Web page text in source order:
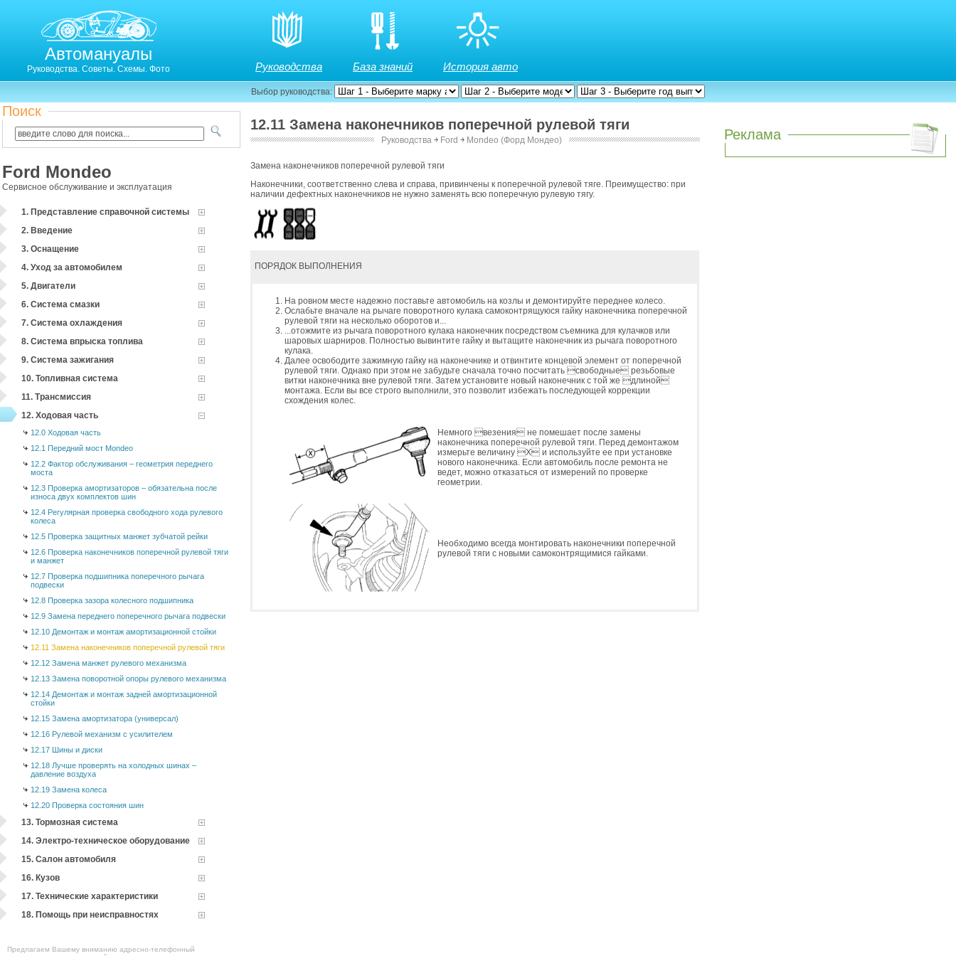
Автомануалы
Руководства. Советы. Схемы. Фото Руководства База знаний История авто
Выбор руководства:
Поиск
Ford Mondeo
Сервисное обслуживание и эксплуатация
1. Представление справочной системы
2. Введение
3. Оснащение
4. Уход за автомобилем
5. Двигатели
6. Система смазки
7. Система охлаждения
8. Система впрыска топлива
9. Система зажигания
10. Топливная система
11. Трансмиссия
12. Ходовая часть
12.0 Ходовая часть
12.1 Передний мост Mondeo
12.2 Фактор обслуживания – геометрия переднего
моста
12.3 Проверка амортизаторов – обязательна после
износа двух комплектов шин
12.4 Регулярная проверка свободного хода рулевого
колеса
12.5 Проверка защитных манжет зубчатой рейки
12.6 Проверка наконечников поперечной рулевой тяги
и манжет
12.7 Проверка подшипника поперечного рычага
подвески
12.8 Проверка зазора колесного подшипника
12.9 Замена переднего поперечного рычага подвески
12.10 Демонтаж и монтаж амортизационной стойки
12.11 Замена наконечников поперечной рулевой тяги
12.12 Замена манжет рулевого механизма
12.13 Замена поворотной опоры рулевого механизма
12.14 Демонтаж и монтаж задней амортизационной
стойки
12.15 Замена амортизатора (универсал)
12.16 Рулевой механизм с усилителем
12.17 Шины и диски
12.18 Лучше проверять на холодных шинах –
давление воздуха
12.19 Замена колеса
12.20 Проверка состояния шин
13. Тормозная система
14. Электро-техническое оборудование
15. Салон автомобиля
16. Кузов
17. Технические характеристики
18. Помощь при неисправностях
Предлагаем Вашему вниманию адресно-телефонный
12.11 Замена наконечников поперечной рулевой тяги
Руководства ￫ Ford ￫ Mondeo (Форд Мондео)
Замена наконечников поперечной рулевой тяги
Наконечники, соответственно слева и справа, привинчены к поперечной рулевой тяге. Преимущество: при
наличии дефектных наконечников не нужно заменять всю поперечную рулевую тягу.
ПОРЯДОК ВЫПОЛНЕНИЯ
На ровном месте надежно поставьте автомобиль на козлы и демонтируйте переднее колесо.
Ослабьте вначале на рычаге поворотного кулака самоконтрящуюся гайку наконечника поперечной
рулевой тяги на несколько оборотов и...
...отожмите из рычага поворотного кулака наконечник посредством съемника для кулачков или
шаровых шарниров. Полностью вывинтите гайку и вытащите наконечник из рычага поворотного
кулака.
Далее освободите зажимную гайку на наконечнике и отвинтите концевой элемент от поперечной
рулевой тяги. Однако при этом не забудьте сначала точно посчитать свободные резьбовые
витки наконечника вне рулевой тяги. Затем установите новый наконечник с той же длиной
монтажа. Если вы все строго выполнили, это позволит избежать последующей коррекции
схождения колес.
Немного везения не помешает после замены
наконечника поперечной рулевой тяги. Перед демонтажом
измерьте величину Х и используйте ее при установке
нового наконечника. Если автомобиль после ремонта не
ведет, можно отказаться от измерений по проверке
геометрии.
Необходимо всегда монтировать наконечники поперечной
рулевой тяги с новыми самоконтрящимися гайками.
Реклама